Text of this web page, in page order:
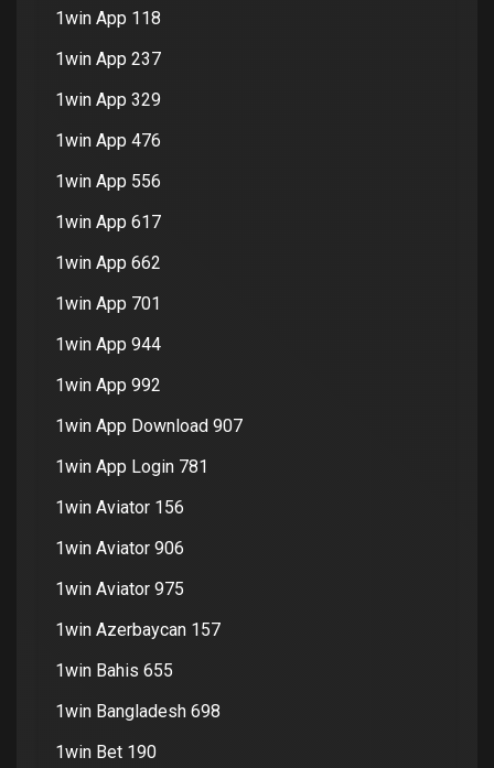
1win App 118
1win App 237
1win App 329
1win App 476
1win App 556
1win App 617
1win App 662
1win App 701
1win App 944
1win App 992
1win App Download 907
1win App Login 781
1win Aviator 156
1win Aviator 906
1win Aviator 975
1win Azerbaycan 157
1win Bahis 655
1win Bangladesh 698
1win Bet 190